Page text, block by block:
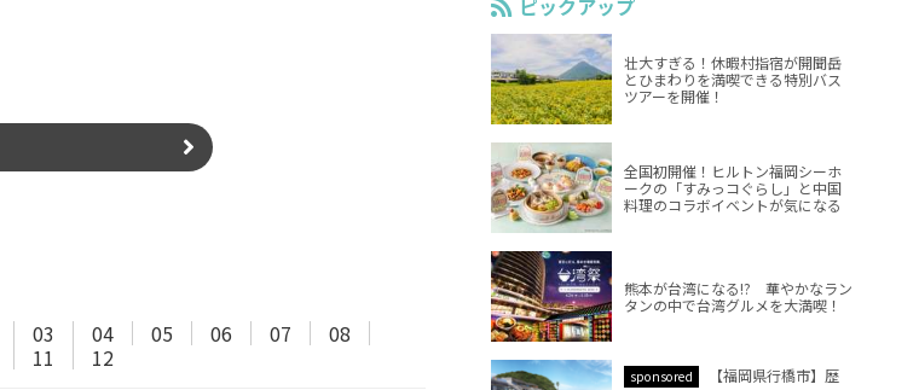
03 04 05 06 07
08
11 12
ピックアップ
壮大すぎる！休暇村指宿が開聞岳
とひまわりを満喫できる特別バス
ツアーを開催！
全国初開催！ヒルトン福岡シーホ
ークの「すみっコぐらし」と中国
料理のコラボイベントが気になる
熊本が台湾になる!? 華やかなラン
タンの中で台湾グルメを大満喫！
sponsored
【福岡県行橋市】歴